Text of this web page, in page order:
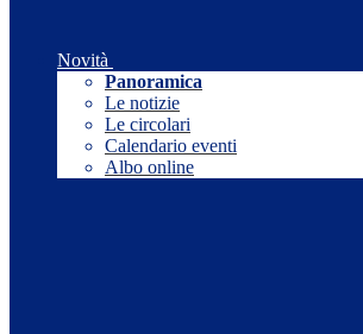
Novità
Panoramica
Le notizie
Le circolari
Calendario eventi
Albo online